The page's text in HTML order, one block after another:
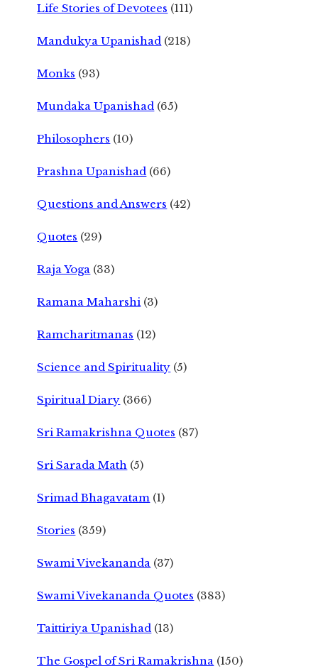
Life Stories of Devotees (111)
Mandukya Upanishad (218)
Monks (93)
Mundaka Upanishad (65)
Philosophers (10)
Prashna Upanishad (66)
Questions and Answers (42)
Quotes (29)
Raja Yoga (33)
Ramana Maharshi (3)
Ramcharitmanas (12)
Science and Spirituality (5)
Spiritual Diary (366)
Sri Ramakrishna Quotes (87)
Sri Sarada Math (5)
Srimad Bhagavatam (1)
Stories (359)
Swami Vivekananda (37)
Swami Vivekananda Quotes (383)
Taittiriya Upanishad (13)
The Gospel of Sri Ramakrishna (150)